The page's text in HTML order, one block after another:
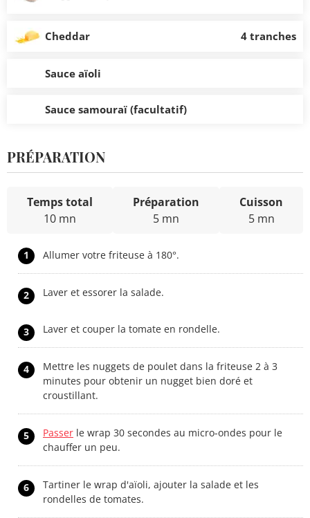
Cheddar 4 tranches
Sauce aïoli
Sauce samouraï (facultatif)
PRÉPARATION
Temps total
10 mn
Préparation
5 mn
Cuisson
5 mn
1 Allumer votre friteuse à 180°.
2 Laver et essorer la salade.
3 Laver et couper la tomate en rondelle.
4
Mettre les nuggets de poulet dans la friteuse 2 à 3
minutes pour obtenir un nugget bien doré et
croustillant.
5 Passer le wrap 30 secondes au micro-ondes pour le
chauffer un peu.
6
Tartiner le wrap d'aïoli, ajouter la salade et les
rondelles de tomates.